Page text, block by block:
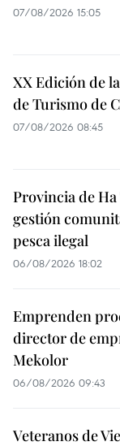
07/08/2026 15:05
XX Edición de
de Turismo de
07/08/2026 08:45
Provincia de
gestión
pesca ilegal
06/08/2026 18:02
Emprenden
director de
Mekolor
06/08/2026 09:43
Veteranos de